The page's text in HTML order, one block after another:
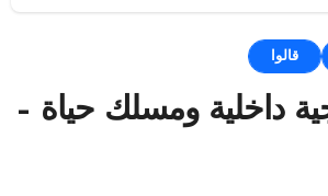
قالوا
داخلية ومسلك حياة –